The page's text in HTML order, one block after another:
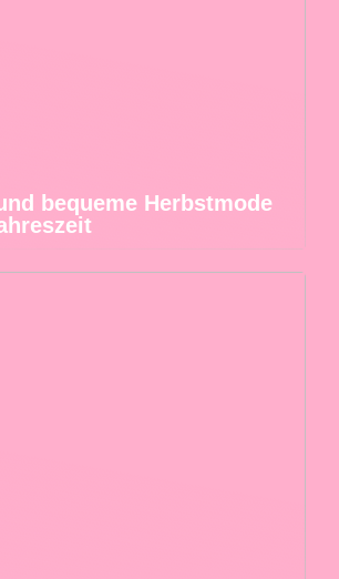
bequeme Herbstmode